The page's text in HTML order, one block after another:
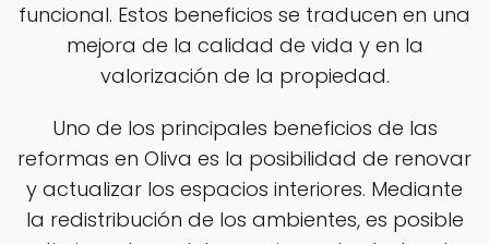
funcional. Estos beneficios se traducen en una
mejora de la calidad de vida y en la
valorización de la propiedad.
Uno de los principales beneficios de las
reformas en Oliva es la posibilidad de renovar
y actualizar los espacios interiores. Mediante
la redistribución de los ambientes, es posible